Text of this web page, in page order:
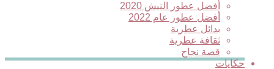
أفضل عطور النيش 2020
أفضل عطور عام 2022
بدائل عطرية
ثقافة عطرية
قصة نجاح
حكايات